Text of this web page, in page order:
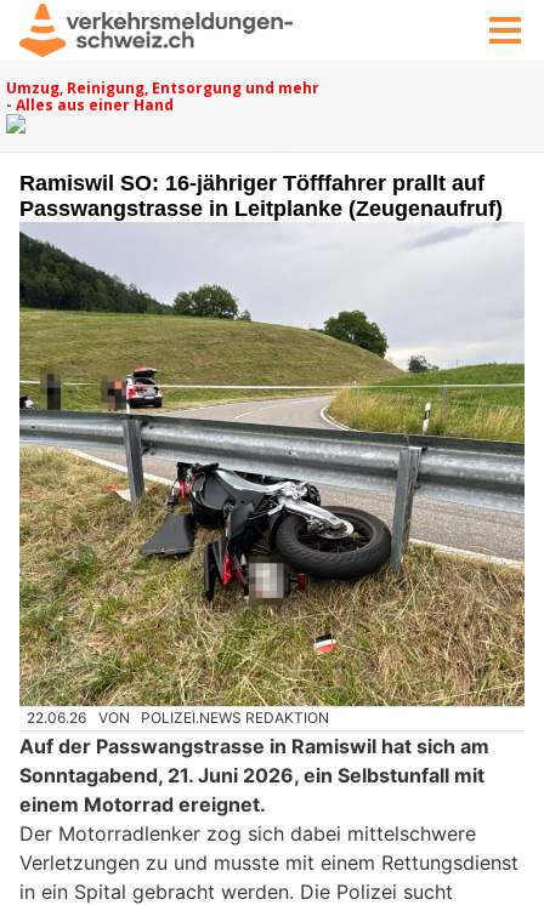
Ramiswil SO: 16-jähriger Töfffahrer prallt auf
Passwangstrasse in Leitplanke (Zeugenaufruf)
22.06.26 VON POLIZEI.NEWS REDAKTION
Auf der Passwangstrasse in Ramiswil hat sich am
Sonntagabend, 21. Juni 2026, ein Selbstunfall mit
einem Motorrad ereignet.
Der Motorradlenker zog sich dabei mittelschwere
Verletzungen zu und musste mit einem Rettungsdienst
in ein Spital gebracht werden. Die Polizei sucht